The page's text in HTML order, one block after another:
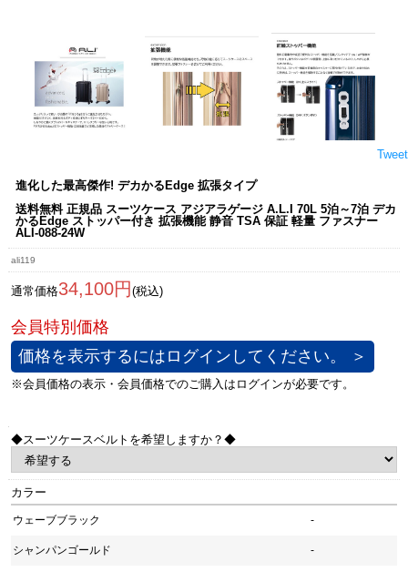
Tweet
進化した最高傑作! デカかるEdge 拡張タイプ
送料無料 正規品 スーツケース アジアラゲージ A.L.I 70L 5泊～7泊 デカ
かるEdge ストッパー付き 拡張機能 静音 TSA 保証 軽量 ファスナー
ALI-088-24W
ali119
通常価格34,100円 (税込)
価格を表示するにはログインしてください。 ＞
◆スーツケースベルトを希望しますか？◆
カラー
ウェーブブラック -
シャンパンゴールド -